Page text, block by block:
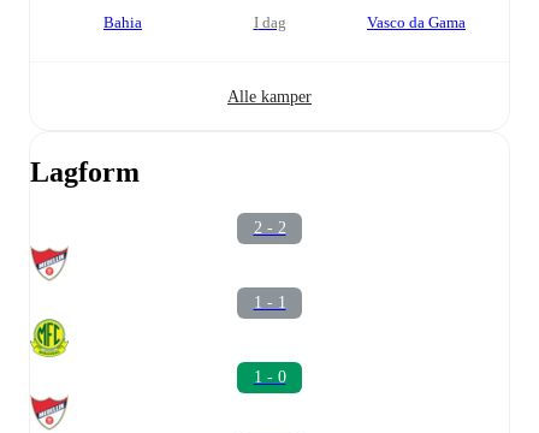
Bahia i dag Vasco da Gama
Alle kamper
Lagform
2 - 2
1 - 1
1 - 0